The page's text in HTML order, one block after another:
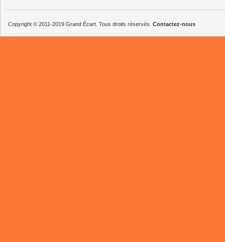
Copyright © 2011-2019 Grand Écart. Tous droits réservés. Contactez-nous